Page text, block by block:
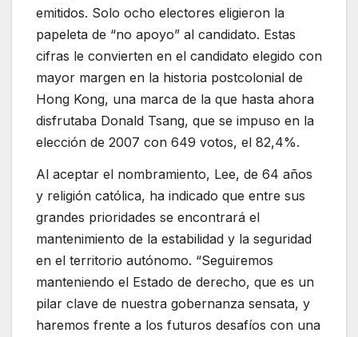
emitidos. Solo ocho electores eligieron la
papeleta de “no apoyo” al candidato. Estas
cifras le convierten en el candidato elegido con
mayor margen en la historia postcolonial de
Hong Kong, una marca de la que hasta ahora
disfrutaba Donald Tsang, que se impuso en la
elección de 2007 con 649 votos, el 82,4%.
Al aceptar el nombramiento, Lee, de 64 años
y religión católica, ha indicado que entre sus
grandes prioridades se encontrará el
mantenimiento de la estabilidad y la seguridad
en el territorio autónomo. “Seguiremos
manteniendo el Estado de derecho, que es un
pilar clave de nuestra gobernanza sensata, y
haremos frente a los futuros desafíos con una